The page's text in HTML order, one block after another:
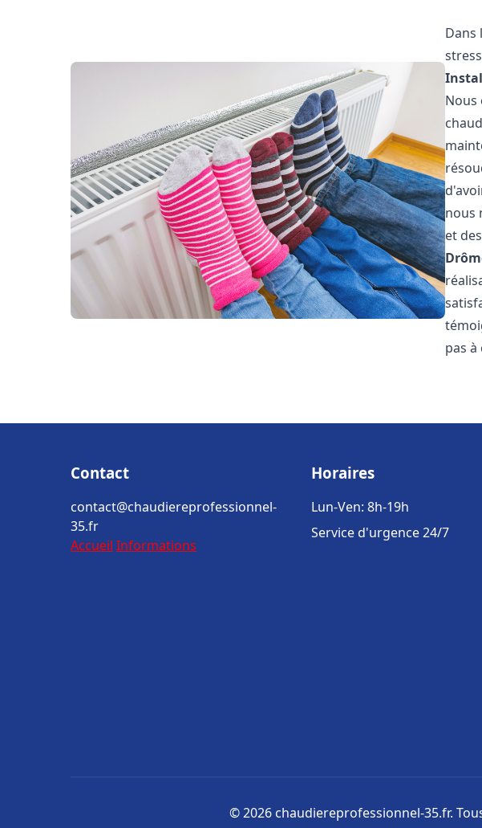
Dans
Nous
nous
et
pas
Contact
contact@chaudiereprofessionnel-
35.fr
Accueil Informations
Horaires
Lun-Ven: 8h-19h
Service d'urgence 24/7
© 2026 chaudiereprofessionnel-35.fr.